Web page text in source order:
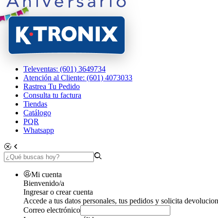
Televentas: (601) 3649734
Atención al Cliente: (601) 4073033
Rastrea Tu Pedido
Consulta tu factura
Tiendas
Catálogo
PQR
Whatsapp
Mi cuenta
Bienvenido/a
Ingresar o crear cuenta
Accede a tus datos personales, tus pedidos y solicita
Correo electrónico